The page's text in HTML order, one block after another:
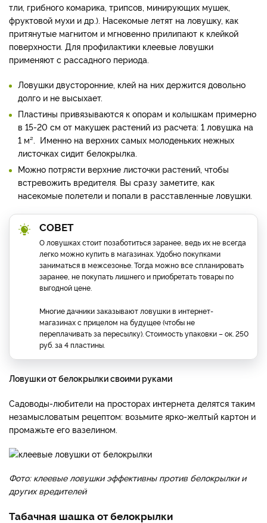
тли, грибного комарика, трипсов, минирующих мушек,
фруктовой мухи и др.). Насекомые летят на ловушку, как
притянутые магнитом и мгновенно прилипают к клейкой
поверхности. Для профилактики клеевые ловушки
применяют с рассадного периода.
Ловушки двусторонние, клей на них держится довольно
долго и не высыхает.
Пластины привязываются к опорам и колышкам примерно
в 15-20 см от макушек растений из расчета: 1 ловушка на
1 м². Именно на верхних самых молоденьких нежных
листочках сидит белокрылка.
Можно потрясти верхние листочки растений, чтобы
встревожить вредителя. Вы сразу заметите, как
насекомые полетели и попали в расставленные ловушки.
СОВЕТ
О ловушках стоит позаботиться заранее, ведь их не всегда
легко можно купить в магазинах. Удобно покупками
заниматься в межсезонье. Тогда можно все спланировать
заранее, не покупать лишнего и приобретать товары по
выгодной цене.
Многие дачники заказывают ловушки в интернет-
магазинах с прицелом на будущее (чтобы не
переплачивать за пересылку). Стоимость упаковки – ок. 250
руб. за 4 пластины.
Ловушки от белокрылки своими руками
Садоводы-любители на просторах интернета делятся таким
незамысловатым рецептом: возьмите ярко-желтый картон и
промажьте его вазелином.
Фото: клеевые ловушки эффективны против белокрылки и
других вредителей
Табачная шашка от белокрылки